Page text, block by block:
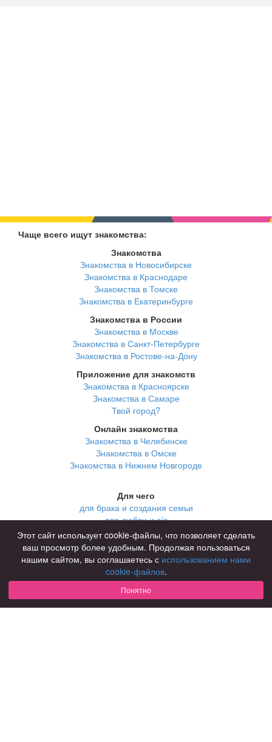
Чаще всего ищут знакомства:
Знакомства
Знакомства в Новосибирске
Знакомства в Краснодаре
Знакомства в Томске
Знакомства в Екатеринбурге
Знакомства в России
Знакомства в Москве
Знакомства в Санкт-Петербурге
Знакомства в Ростове-на-Дону
Приложение для знакомств
Знакомства в Красноярске
Знакомства в Самаре
Твой город?
Онлайн знакомства
Знакомства в Челябинске
Знакомства в Омске
Знакомства в Нижнем Новгороде
Для чего
для брака и создания семьи
для любви и с/о
для дружбы
для взрослых
В возрасте
за 40 лет
за 60 лет
для пожилых
Этот сайт использует cookie-файлы, что позволяет сделать
ваш просмотр более удобным. Продолжая пользоваться
нашим сайтом, вы соглашаетесь с использованием нами
cookie-файлов.
Понятно